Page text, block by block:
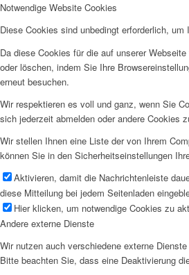
Notwendige Website Cookies
Diese Cookies sind unbedingt erforderlich,
Da diese Cookies für die auf unserer
oder löschen, indem Sie Ihre
erneut besuchen.
Wir respektieren es voll und ganz, wenn Sie
sich jederzeit abmelden oder andere Cookies
Wir stellen Ihnen eine Liste der von Ihrem
können Sie in den Sicherheitseinstellungen
Aktivieren, damit die Nachrichtenleiste
diese Mitteilung bei jedem Seitenladen
Hier klicken, um notwendige Cookies zu
Andere externe Dienste
Wir nutzen auch verschiedene externe
Bitte beachten Sie, dass eine Deaktivierung